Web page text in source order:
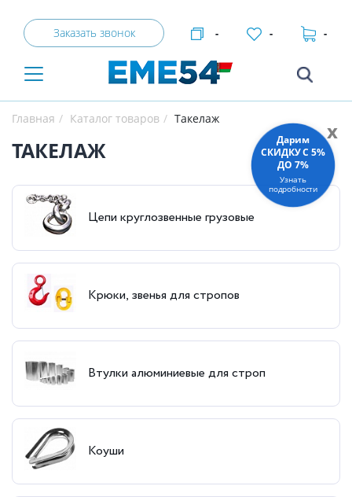
Заказать звонок - - -
Главная Каталог товаров Такелаж
ТАКЕЛАЖ
Цепи круглозвенные грузовые
Крюки, звенья для стропов
Втулки алюминиевые для строп
Коуши
x
Дарим
СКИДКУ C 5%
ДО 7%
Узнать
подробности